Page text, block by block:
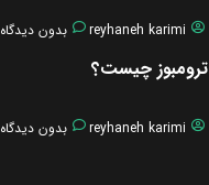
reyhaneh karimi بدون دیدگاه
ترومبوز چیست؟
reyhaneh karimi بدون دیدگاه